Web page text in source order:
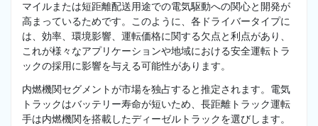
マイルまたは短距離配送用途での電気駆動への関心と開発が
高まっているためです。このように、各ドライバータイプに
は、効率、環境影響、運転価格に関する欠点と利点があり、
これが様々なアプリケーションや地域における安全運転トラ
ックの採用に影響を与える可能性があります。
内燃機関セグメントが市場を独占すると推定されます。電気
トラックはバッテリー寿命が短いため、長距離トラック運転
手は内燃機関を搭載したディーゼルトラックを選びします。